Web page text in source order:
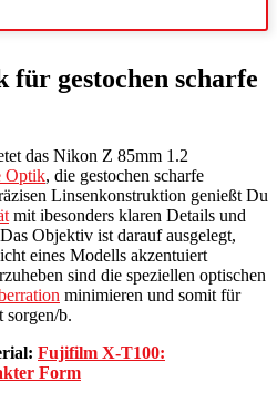
gestochen scharfe
das Nikon Z 85mm 1.2
Optik, die gestochen scharfe
Linsenkonstruktion genießt Du
mit ibesonders klaren Details und
Objektiv ist darauf ausgelegt,
eines Modells akzentuiert
sind die speziellen optischen
minimieren und somit für
sorgen/b.
Fujifilm X-T100:
Form